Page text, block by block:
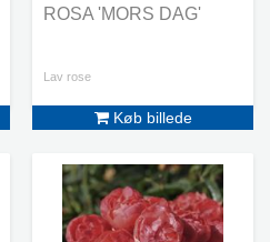
ROSA 'MORS DAG'
Lav rose
Køb billede